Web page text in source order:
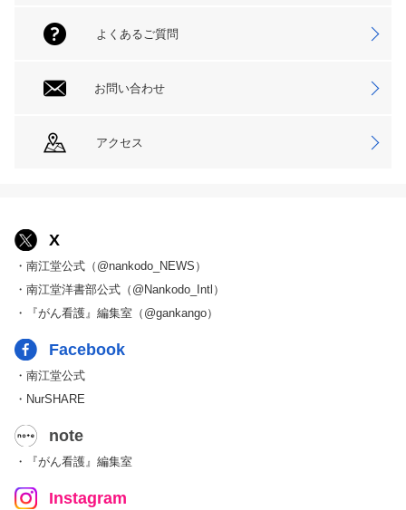
よくあるご質問
お問い合わせ
アクセス
X
・南江堂公式（@nankodo_NEWS）
・南江堂洋書部公式（@Nankodo_Intl）
・『がん看護』編集室（@gankango）
Facebook
・南江堂公式
・NurSHARE
note
・『がん看護』編集室
Instagram